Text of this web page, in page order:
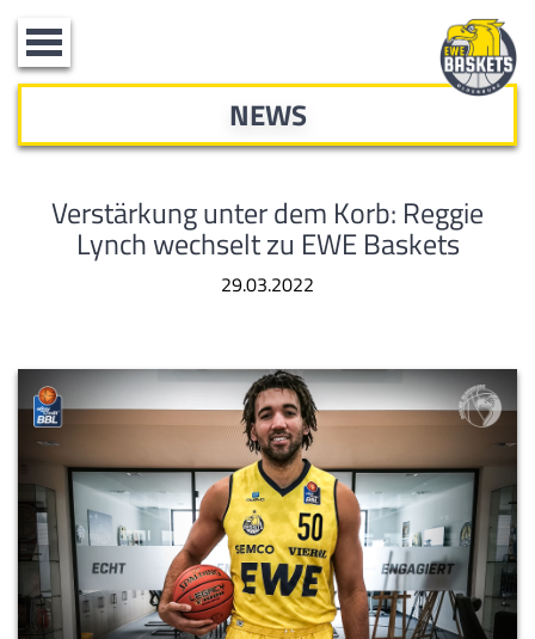
Toggle
navigation
NEWS
Verstärkung unter dem Korb: Reggie
Lynch wechselt zu EWE Baskets
29.03.2022